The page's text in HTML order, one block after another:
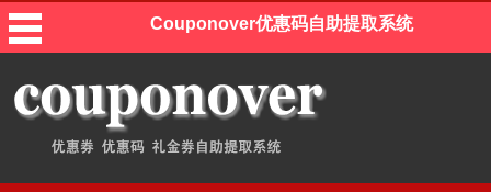
Couponover优惠码自助提取系统